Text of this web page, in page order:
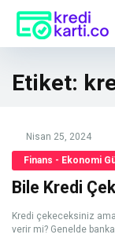
Etiket:
Nisan 25, 2024
Finans - Ekonomi
Bile Kredi
Kredi çekeceksiniz
verir mi? Genelde